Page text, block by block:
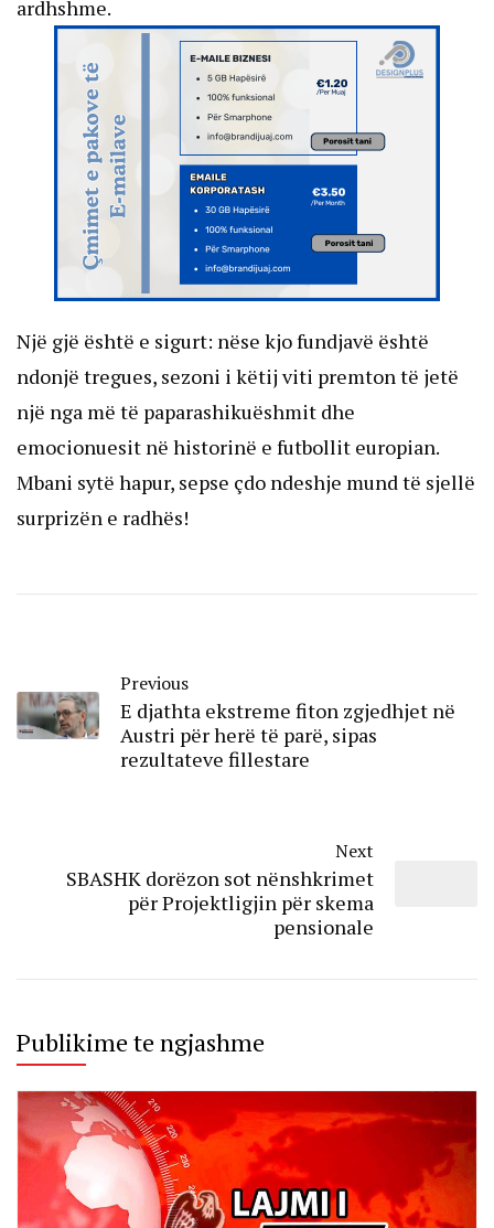
ardhshme.
Një gjë është e sigurt: nëse kjo fundjavë është
ndonjë tregues, sezoni i këtij viti premton të jetë
një nga më të paparashikuëshmit dhe
emocionuesit në historinë e futbollit europian.
Mbani sytë hapur, sepse çdo ndeshje mund të sjellë
surprizën e radhës!
Previous
E djathta ekstreme fiton zgjedhjet në
Austri për herë të parë, sipas
rezultateve fillestare
Next
SBASHK dorëzon sot nënshkrimet
për Projektligjin për skema
pensionale
Publikime te ngjashme